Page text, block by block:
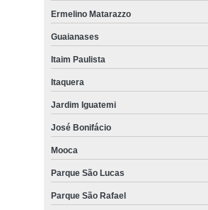
Ermelino Matarazzo
Guaianases
Itaim Paulista
Itaquera
Jardim Iguatemi
José Bonifácio
Mooca
Parque São Lucas
Parque São Rafael